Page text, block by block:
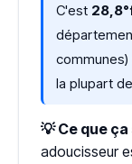
C'est
la plupart
💡 Ce que
adoucisseur